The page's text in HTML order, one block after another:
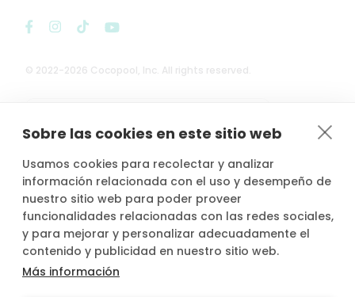
Sobre las cookies en este sitio web
Usamos cookies para recolectar y analizar
información relacionada con el uso y desempeño de
nuestro sitio web para poder proveer
funcionalidades relacionadas con las redes sociales,
y para mejorar y personalizar adecuadamente el
contenido y publicidad en nuestro sitio web.
Más información
© 2022-2026 Cocopool, Inc. All rights reserved.
Anfitriones asegurados*
*Actividad, con seguro voluntario de responsabilidad civil del
GENERALES, S.A. de Seguros y Reaseguros, siempre que conste
notificada la reserva con mínimo 2 horas de antelación.